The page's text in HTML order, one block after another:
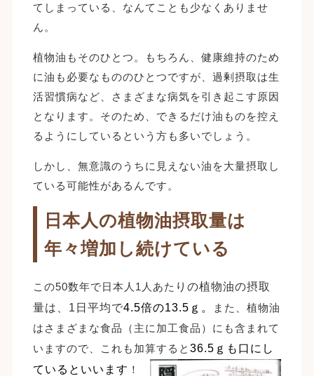
てしまっている、なんてことも少なくありませ
ん。
植物油もそのひとつ。もちろん、健康維持のため
に油も必要なもののひとつですが、過剰摂取は生
活習慣病など、さまざまな病気を引き起こす原因
となります。そのため、できるだけ油ものを控え
るようにしているという方も多いでしょう。
しかし、無意識のうちに見えない油を大量摂取し
ている可能性があるんです。
日本人の植物油摂取量は
年々増加し続けている
この50数年で日本人1人あた りの植物油の摂取
量は、1日平均で4.5倍の13.5ｇ。
また、植物油
はさまざまな食品（主に加工食品）にも含まれて
いますので、これも加算すると 36.5ｇも口にし
ているといいます ！